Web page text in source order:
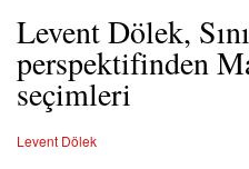
Levent Dölek,
perspektifinden
seçimleri
Levent Dölek